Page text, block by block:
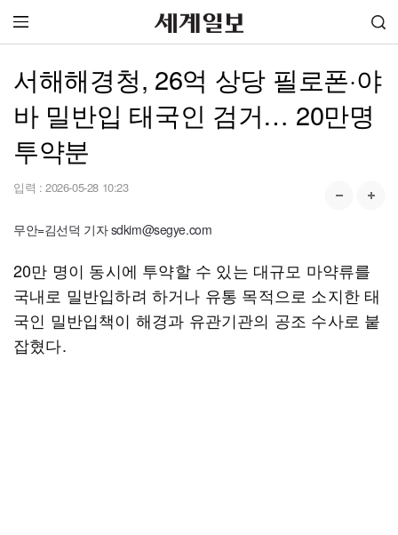
서해해경청, 26억 상당 필로폰·야
바 밀반입 태국인 검거… 20만명
투약분
입력 : 2026-05-28 10:23
무안=김선덕 기자 sdkim@segye.com
20만 명이 동시에 투약할 수 있는 대규모 마약류를
국내로 밀반입하려 하거나 유통 목적으로 소지한 태
국인 밀반입책이 해경과 유관기관의 공조 수사로 붙
잡혔다.